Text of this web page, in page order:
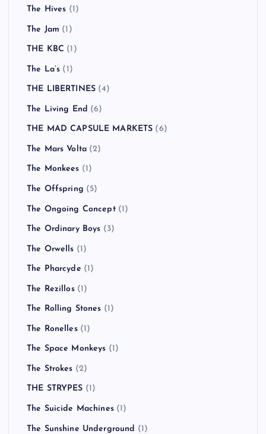
The Hives (1)
The Jam (1)
THE KBC (1)
The La’s (1)
THE LIBERTINES (4)
The Living End (6)
THE MAD CAPSULE MARKETS (6)
The Mars Volta (2)
The Monkees (1)
The Offspring (5)
The Ongoing Concept(1)
The Ordinary Boys (3)
The Orwells (1)
The Pharcyde (1)
The Rezillos(1)
The Rolling Stones (1)
The Ronelles(1)
The Space Monkeys (1)
The Strokes (2)
THE STRYPES (1)
The Suicide Machines(1)
The Sunshine Underground (1)